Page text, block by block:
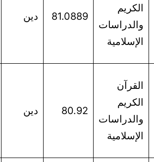
الكريم
والدراسات
الإسلامية
81.0889 دين
القرآن
الكريم
والدراسات
الإسلامية
80.92 دين